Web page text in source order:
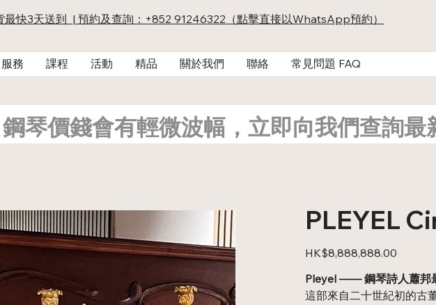
服務 課程 活動 精品 關於我們 聯絡 常見問題 FAQ
快3天送到 | 預約及查詢：+852 91246322（點擊直接以WhatsApp預約）
琴價錢會有輕微波幅，立即向我們查詢最
PLEYEL
價
格
HK$8,888,888.00
Pleyel —— 鋼琴詩人蕭邦
這部來自二十世紀初的古